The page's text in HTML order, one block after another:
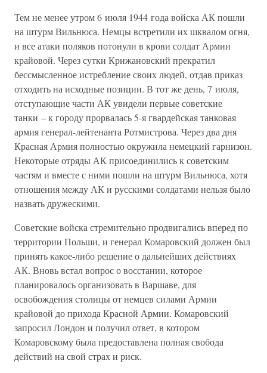
Тем не менее утром 6 июля 1944 года войска АК пошли
на штурм Вильнюса. Немцы встретили их шквалом огня,
и все атаки поляков потонули в крови солдат Армии
крайовой. Через сутки Крижановский прекратил
бессмысленное истребление своих людей, отдав приказ
отходить на исходные позиции. В тот же день, 7 июля,
отступающие части АК увидели первые советские
танки – к городу прорвалась 5-я гвардейская танковая
армия генерал-лейтенанта Ротмистрова. Через два дня
Красная Армия полностью окружила немецкий гарнизон.
Некоторые отряды АК присоединились к советским
частям и вместе с ними пошли на штурм Вильнюса, хотя
отношения между АК и русскими солдатами нельзя было
назвать дружескими.
Советские войска стремительно продвигались вперед по
территории Польши, и генерал Комаровский должен был
принять какое-либо решение о дальнейших действиях
АК. Вновь встал вопрос о восстании, которое
планировалось организовать в Варшаве, для
освобождения столицы от немцев силами Армии
крайовой до прихода Красной Армии. Комаровский
запросил Лондон и получил ответ, в котором
Комаровскому была предоставлена полная свобода
действий на свой страх и риск.